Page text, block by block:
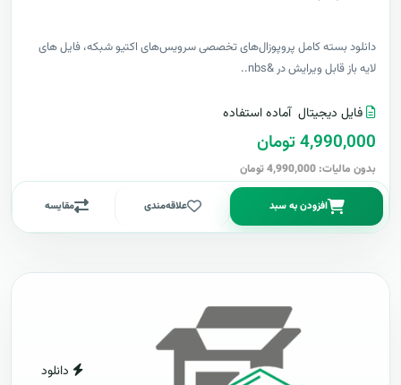
دانلود بسته کامل پروپوزال‌های تخصصی سرویس‌های اکتیو شبکه، فایل های
لایه باز قابل ویرایش در &nbs..
فایل دیجیتال آماده استفاده
4,990,000 تومان
بدون مالیات: 4,990,000 تومان
افزودن به سبد علاقه‌مندی مقایسه
دانلود